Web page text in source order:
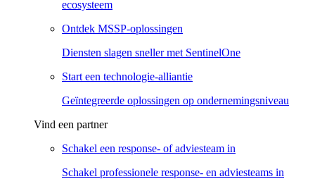
ecosysteem
Ontdek MSSP-oplossingen
Diensten slagen sneller met SentinelOne
Start een technologie-alliantie
Geïntegreerde oplossingen op ondernemingsniveau
Vind een partner
Schakel een response- of adviesteam in
Schakel professionele response- en adviesteams in